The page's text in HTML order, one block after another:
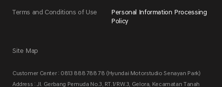
Terms and Conditions of Use
Personal Information Processing
Policy
Site Map
Customer Center : 0813 888 788 78 (Hyundai Motorstudio Senayan Park)
Address : Jl. Gerbang Pemuda No.3, RT.1/RW.3, Gelora, Kecamatan Tanah